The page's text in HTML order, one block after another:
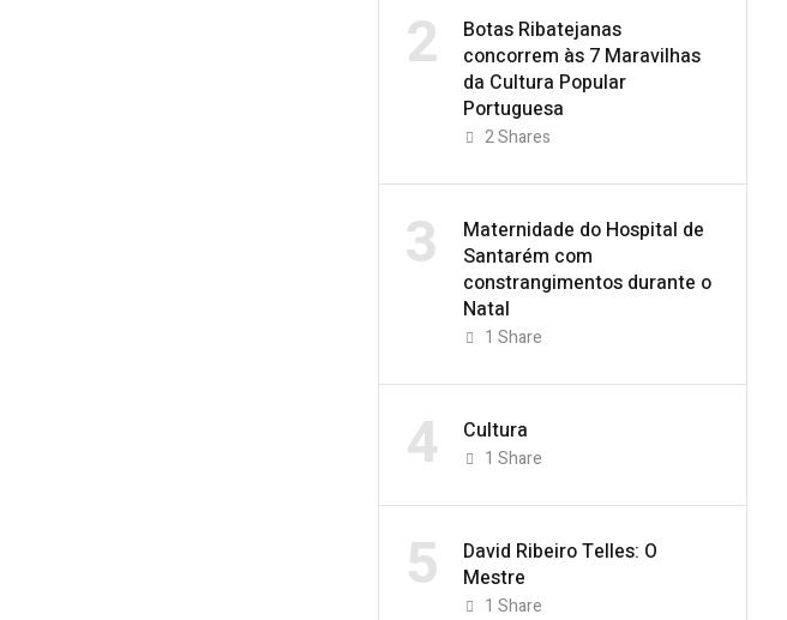
2
Botas Ribatejanas
concorrem às 7 Maravilhas
da Cultura Popular
Portuguesa
2Shares
3
Maternidade do Hospital de
Santarém com
constrangimentos durante o
Natal
1 Share
4 Cultura
1 Share
5
David Ribeiro Telles: O
Mestre
1 Share